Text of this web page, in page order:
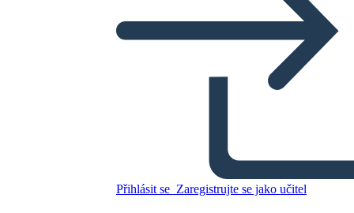
Přihlásit se Zaregistrujte se jako učitel